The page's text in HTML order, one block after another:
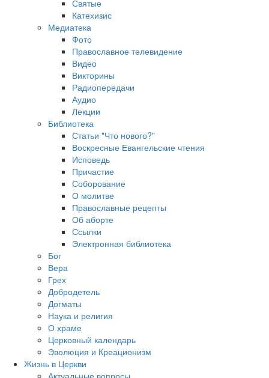
Святые
Катехизис
Медиатека
Фото
Православное телевидение
Видео
Викторины
Радиопередачи
Аудио
Лекции
Библиотека
Статьи "Что нового?"
Воскресные Евангельские чтения
Исповедь
Причастие
Соборование
О молитве
Православные рецепты
Об аборте
Ссылки
Электронная библиотека
Бог
Вера
Грех
Добродетель
Догматы
Наука и религия
О храме
Церковный календарь
Эволюция и Креационизм
Жизнь в Церкви
Актуальные вопросы